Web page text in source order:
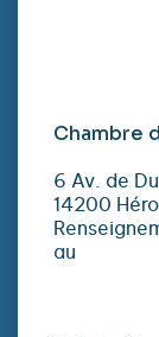
Chambre
6 Av. de
14200
au